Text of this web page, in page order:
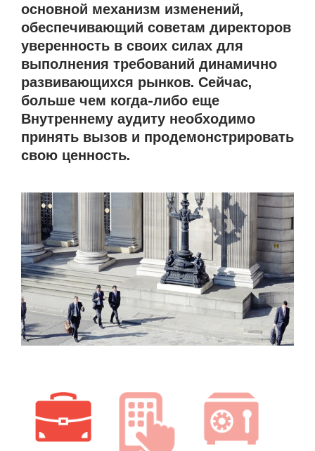
основной механизм изменений,
обеспечивающий советам директоров
уверенность в своих силах для
выполнения требований динамично
развивающихся рынков. Сейчас,
больше чем когда-либо еще
Внутреннему аудиту необходимо
принять вызов и продемонстрировать
свою ценность.